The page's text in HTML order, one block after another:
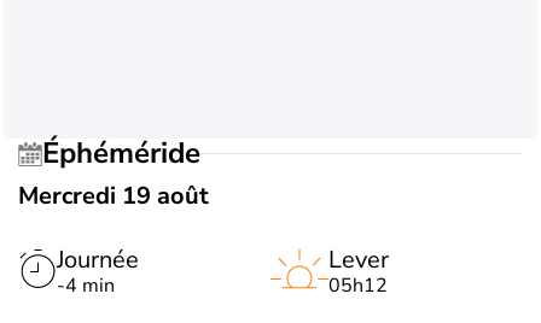
Éphéméride
Mercredi 19 août
Journée
-4 min
Lever
05h12